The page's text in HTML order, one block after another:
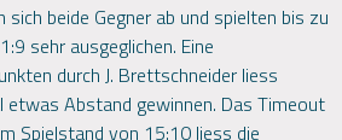
beide Gegner ab und spielten bis zu
sehr ausgeglichen. Eine
durch J. Brettschneider liess
Abstand gewinnen. Das Timeout
Spielstand von 15:10 liess die